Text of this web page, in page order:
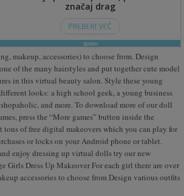
makeup, accessories) to choose from. Design
of the many hairstyles and put together cute model
in this virtual beauty salon. Style these young
looks: a high school geek, a young business
and more. To download more of our doll
press the “More games” button inside the
tons of free digital makeovers which you can play for
or locks on your Android phone or tablet.
enjoy dressing up virtual dolls try our new
Girls Dress Up Makeover For each girl there are over
accessories to choose from Design various outfits